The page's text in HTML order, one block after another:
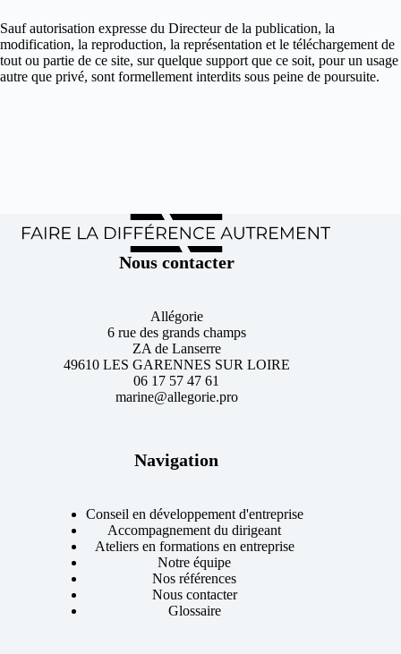
Sauf autorisation expresse du Directeur de la publication, la
modification, la reproduction, la représentation et le téléchargement de
tout ou partie de ce site, sur quelque support que ce soit, pour un usage
autre que privé, sont formellement interdits sous peine de poursuite.
Nous contacter
Allégorie
6 rue des grands champs
ZA de Lanserre
49610 LES GARENNES SUR LOIRE
06 17 57 47 61
marine@allegorie.pro
Navigation
Conseil en développement d'entreprise
Accompagnement du dirigeant
Ateliers en formations en entreprise
Notre équipe
Nos références
Nous contacter
Glossaire